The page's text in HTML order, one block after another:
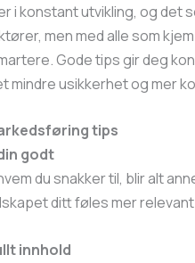
i konstant utvikling, og det
men med alle som
Gode tips gir deg
mindre usikkerhet og mer
tips
godt
du snakker til, blir alt
ditt føles mer
innhold